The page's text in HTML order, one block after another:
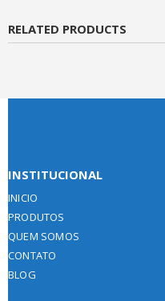
RELATED PRODUCTS
INSTITUCIONAL
INICIO
PRODUTOS
QUEM SOMOS
CONTATO
BLOG